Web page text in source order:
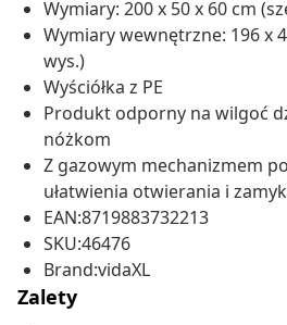
Wymiary: 200 x 50 x 60 cm
Wymiary wewnętrzne: 196 x
wys.)
Wyściółka z PE
Produkt odporny na wilgoć
nóżkom
Z gazowym mechanizmem
ułatwienia otwierania i
EAN:8719883732213
SKU:46476
Brand:vidaXL
Zalety